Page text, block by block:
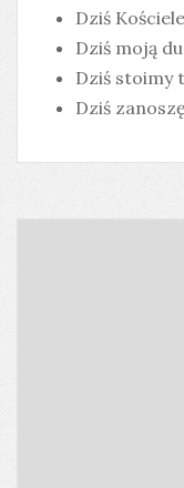
Dziś
Dziś moją
Dziś stoimy
Dziś